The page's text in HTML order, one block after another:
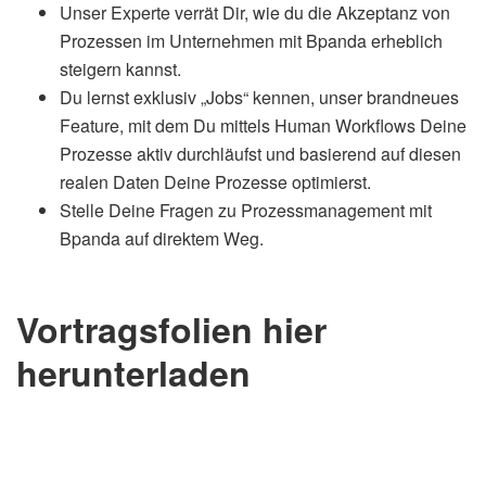
Unser Experte verrät Dir, wie du die Akzeptanz von
Prozessen im Unternehmen mit Bpanda erheblich
steigern kannst.
Du lernst exklusiv „Jobs“ kennen, unser brandneues
Feature, mit dem Du mittels Human Workflows Deine
Prozesse aktiv durchläufst und basierend auf diesen
realen Daten Deine Prozesse optimierst.
Stelle Deine Fragen zu Prozessmanagement mit
Bpanda auf direktem Weg.
Vortragsfolien hier
herunterladen